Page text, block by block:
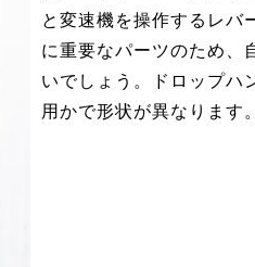
と変速機を操作するレバ
に重要なパーツのため、
いでしょう。ドロップハ
用かで形状が異なります。